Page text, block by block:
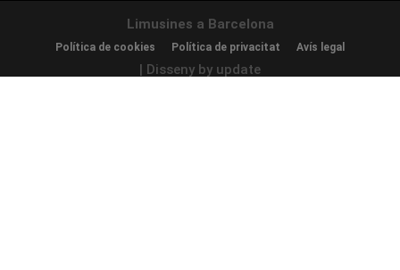
Limusines a Barcelona
Política de cookies Política de privacitat Avís legal
| Disseny by update